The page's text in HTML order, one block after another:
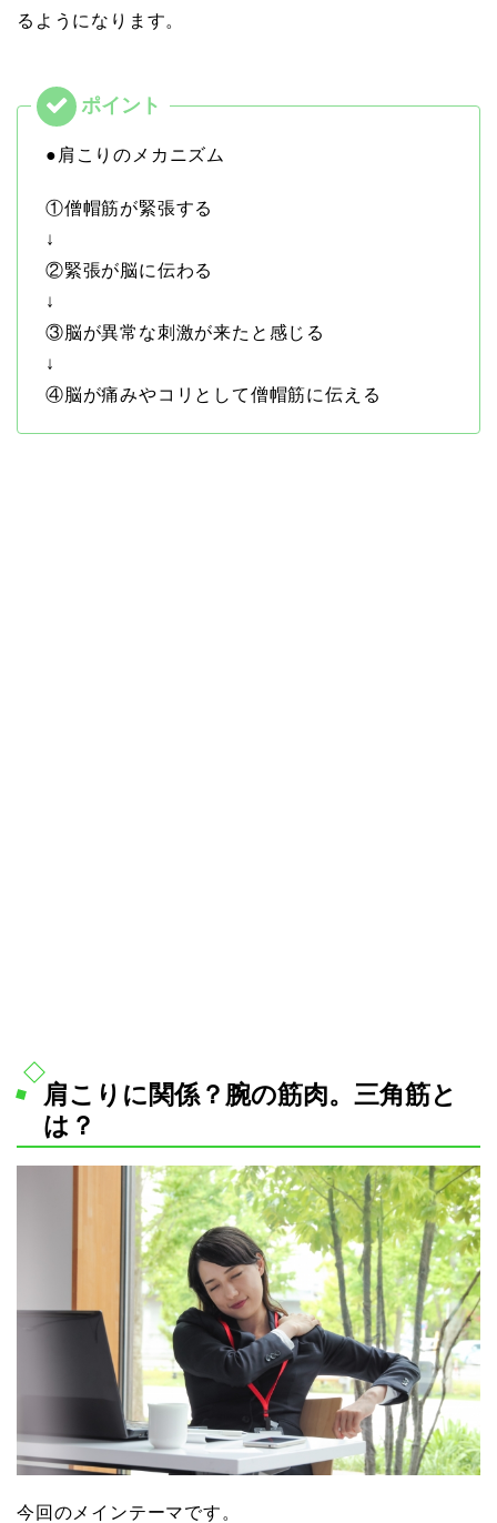
るようになります。
●肩こりのメカニズム
①僧帽筋が緊張する
↓
②緊張が脳に伝わる
↓
③脳が異常な刺激が来たと感じる
↓
④脳が痛みやコリとして僧帽筋に伝える
肩こりに関係？腕の筋肉。三角筋と
は？
今回のメインテーマです。